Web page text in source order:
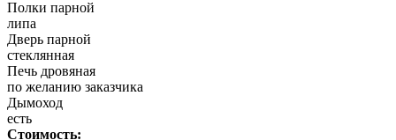
Полки парной
липа
Дверь парной
стеклянная
Печь дровяная
по желанию заказчика
Дымоход
есть
Стоимость: